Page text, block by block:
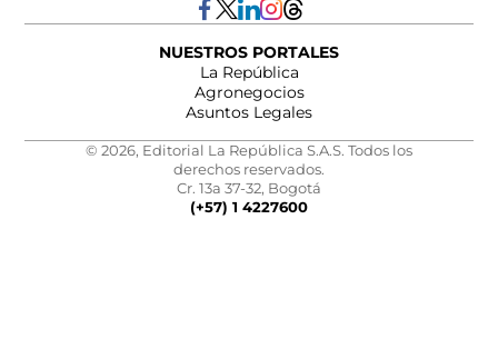
NUESTROS PORTALES
La República
Agronegocios
Asuntos Legales
© 2026, Editorial La República S.A.S. Todos los
derechos reservados.
Cr. 13a 37-32, Bogotá
(+57) 1 4227600